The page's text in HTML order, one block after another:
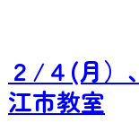
２/４(月）
江市教室